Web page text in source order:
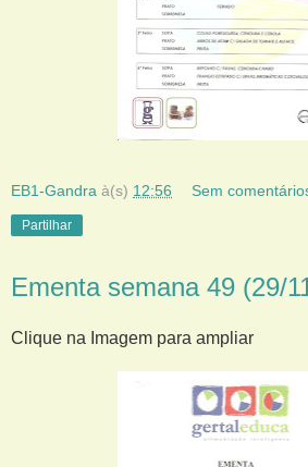
EB1-Gandra à(s) 12:56 Sem
Partilhar
Ementa semana 49 (29/
Clique na Imagem para ampliar